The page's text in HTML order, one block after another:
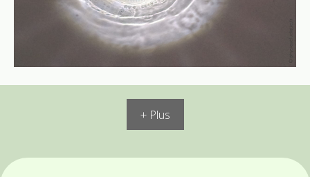
+ Plus